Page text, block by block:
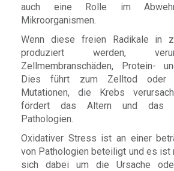
auch eine Rolle im
Mikroorganismen.
Wenn diese freien Radikale in
produziert werden,
Zellmembranschäden, Protein-
Dies führt zum Zelltod oder
Mutationen, die Krebs
fördert das Altern und das
Pathologien.
Oxidativer Stress ist an einer
von Pathologien beteiligt und es ist
sich dabei um die Ursache